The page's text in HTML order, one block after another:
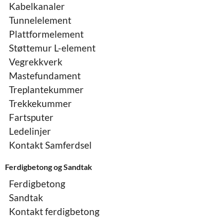
Kabelkanaler
Tunnelelement
Plattformelement
Støttemur L-element
Vegrekkverk
Mastefundament
Treplantekummer
Trekkekummer
Fartsputer
Ledelinjer
Kontakt Samferdsel
Ferdigbetong og Sandtak
Ferdigbetong
Sandtak
Kontakt ferdigbetong